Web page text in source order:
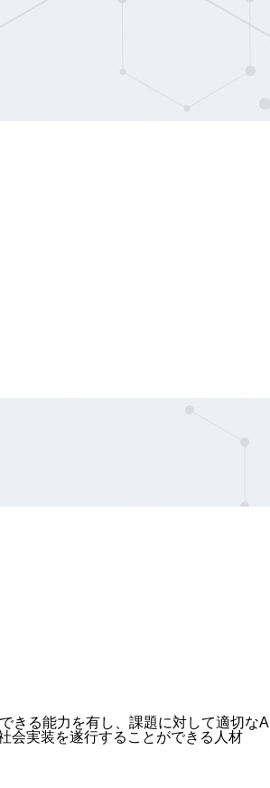
きる能力を有し、課題に対して適切なAI
会実装を遂行することができる人材